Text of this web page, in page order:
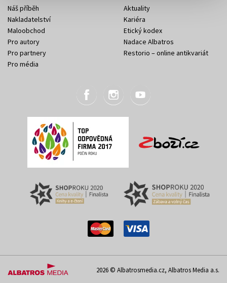
Náš příběh
Nakladatelství
Maloobchod
Pro autory
Pro partnery
Pro média
Aktuality
Kariéra
Etický kodex
Nadace Albatros
Restorio – online antikvariát
2026 © Albatrosmedia.cz, Albatros Media a.s.